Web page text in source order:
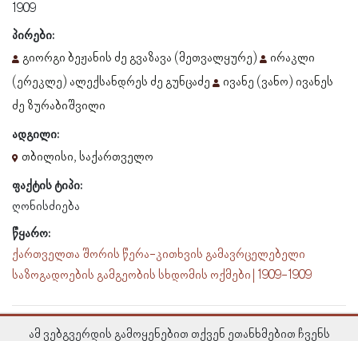
1909
პირები:
გიორგი ბეჟანის ძე გვაზავა (მეთვალყურე)
ირაკლი
(ერეკლე) ალექსანდრეს ძე გუნცაძე
ივანე (ვანო) ივანეს
ძე ზურაბიშვილი
ადგილი:
თბილისი, საქართველო
ფაქტის ტიპი:
ღონისძიება
წყარო:
ქართველთა შორის წერა-კითხვის გამავრცელებელი
საზოგადოების გამგეობის სხდომის ოქმები | 1909-1909
ამ ვებგვერდის გამოყენებით თქვენ ეთანხმებით ჩვენს